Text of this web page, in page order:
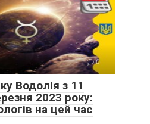
0
Водолія з 11
2023 року:
на цей час